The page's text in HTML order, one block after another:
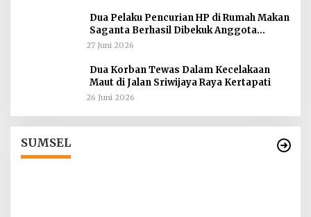
Dua Pelaku Pencurian HP di Rumah Makan
Saganta Berhasil Dibekuk Anggota
Polsekta SU II Palembang !!
27 Juni 2026
Dua Korban Tewas Dalam Kecelakaan
Maut di Jalan Sriwijaya Raya Kertapati
26 Juni 2026
SUMSEL
Operasional Galian Tanpa Izin di Sekitar
Jembatan Sei Siarak, Desa Tanah Abang
Di Berita, Sumsel